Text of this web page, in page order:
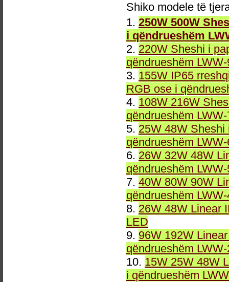
Shiko modele të
1. 250W 500W
i qëndrueshëm
2. 220W Sheshi i
qëndrueshëm
3. 155W IP65
RGB ose i
4. 108W 216W
qëndrueshëm
5. 25W 48W
qëndrueshëm
6. 26W 32W 48W
qëndrueshëm
7. 40W 80W 90W
qëndrueshëm
8. 26W 48W Linear
LED
9. 96W 192W
qëndrueshëm
10. 15W 25W 48W
i qëndrueshëm